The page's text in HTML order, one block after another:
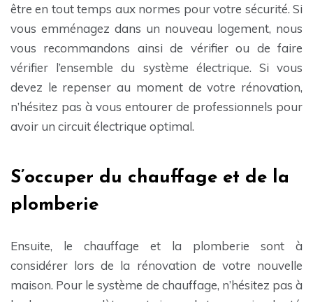
être en tout temps aux normes pour votre sécurité. Si
vous emménagez dans un nouveau logement, nous
vous recommandons ainsi de vérifier ou de faire
vérifier l’ensemble du système électrique. Si vous
devez le repenser au moment de votre rénovation,
n’hésitez pas à vous entourer de professionnels pour
avoir un circuit électrique optimal.
S’occuper du chauffage et de la
plomberie
Ensuite, le chauffage et la plomberie sont à
considérer lors de la rénovation de votre nouvelle
maison. Pour le système de chauffage, n’hésitez pas à